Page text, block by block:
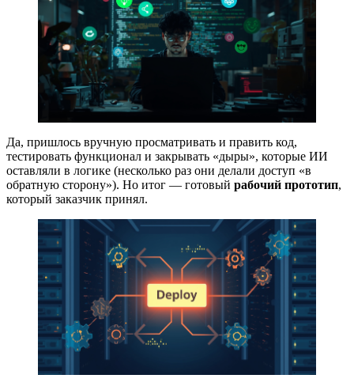
Да, пришлось вручную просматривать и править код,
тестировать функционал и закрывать «дыры», которые ИИ
оставляли в логике (несколько раз они делали доступ «в
обратную сторону»). Но итог — готовый рабочий прототип,
который заказчик принял.